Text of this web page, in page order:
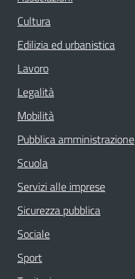
Cultura
Edilizia ed urbanistica
Lavoro
Legalità
Mobilità
Pubblica amministrazione
Scuola
Servizi alle imprese
Sicurezza pubblica
Sociale
Sport